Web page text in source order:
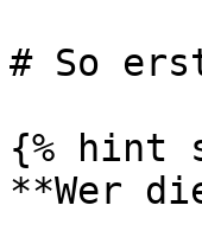
# So
{% hint
**Wer